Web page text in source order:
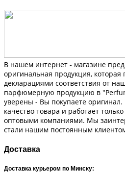
В нашем интернет - магазине
оригинальная продукция, которая
декларациями соответствия от
парфюмерную продукцию в
уверены - Вы покупаете оригинал.
качество товара и работает
оптовыми компаниями. Мы
стали нашим постоянным
Доставка
Доставка курьером по Минску: